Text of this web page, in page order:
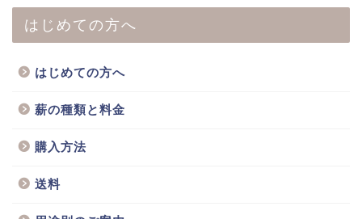
はじめての方へ
はじめての方へ
薪の種類と料金
購入方法
送料